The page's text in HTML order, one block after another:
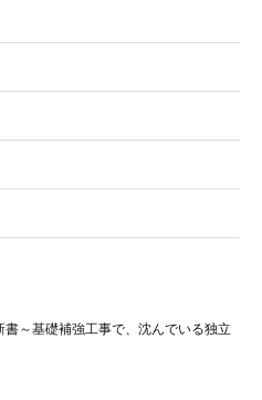
書～基礎補強工事で、沈んでいる独立